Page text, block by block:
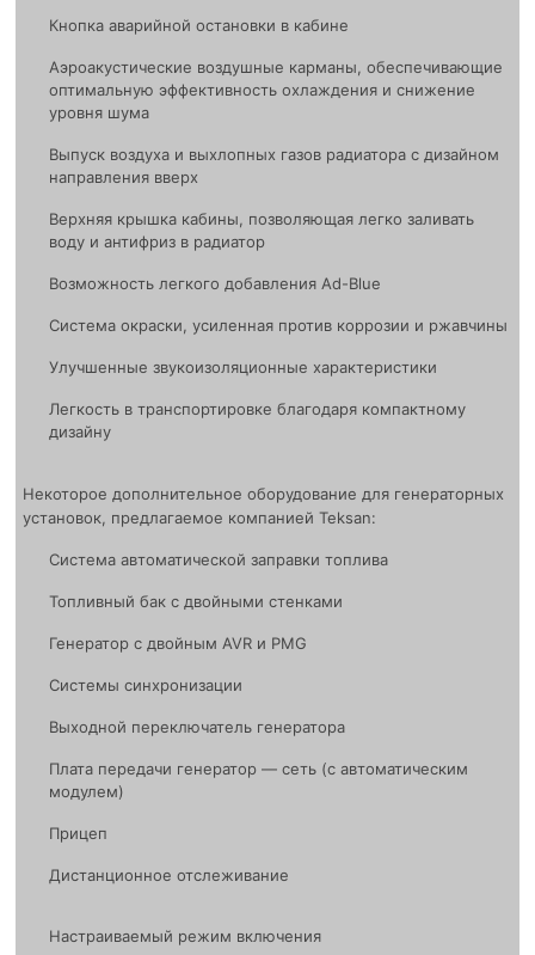
Кнопка аварийной остановки в кабине
Аэроакустические воздушные карманы, обеспечивающие
оптимальную эффективность охлаждения и снижение
уровня шума
Выпуск воздуха и выхлопных газов радиатора с дизайном
направления вверх
Верхняя крышка кабины, позволяющая легко заливать
воду и антифриз в радиатор
Возможность легкого добавления Ad-Blue
Система окраски, усиленная против коррозии и ржавчины
Улучшенные звукоизоляционные характеристики
Легкость в транспортировке благодаря компактному
дизайну
Некоторое дополнительное оборудование для генераторных
установок, предлагаемое компанией Teksan:
Система автоматической заправки топлива
Топливный бак с двойными стенками
Генератор с двойным AVR и PMG
Системы синхронизации
Выходной переключатель генератора
Плата передачи генератор — сеть (с автоматическим
модулем)
Прицеп
Дистанционное отслеживание
Настраиваемый режим включения